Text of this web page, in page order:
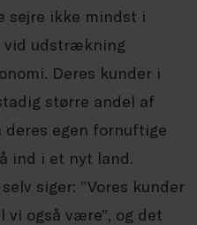
sejre ikke mindst i
vid udstrækning
Deres kunder i
større andel af
egen fornuftige
ind i et nyt land.
siger: ”Vores kunder
vi også være”, og det